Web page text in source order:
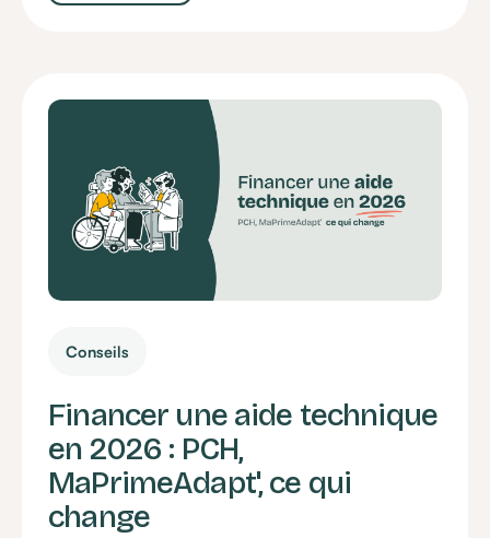
Conseils
Financer une aide technique
en 2026 : PCH,
MaPrimeAdapt', ce qui
change